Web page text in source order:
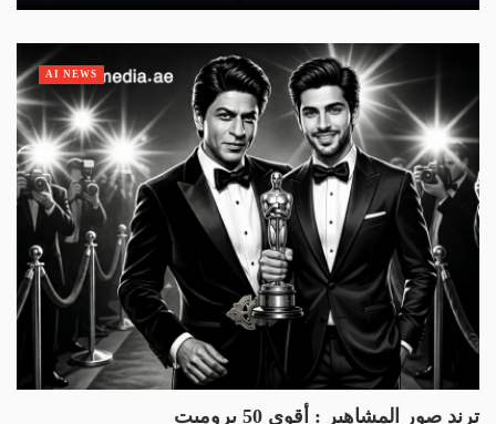
ترند صور المشاهير : أقوى 50 برومبت
AI NEWS